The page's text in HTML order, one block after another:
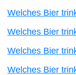
Welches Bier
Welches Bier
Welches Bier
Welches Bier